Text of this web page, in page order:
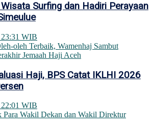
Surfing dan Hadiri Perayaan
WIB
Haji, BPS Catat IKLHI 2026
WIB